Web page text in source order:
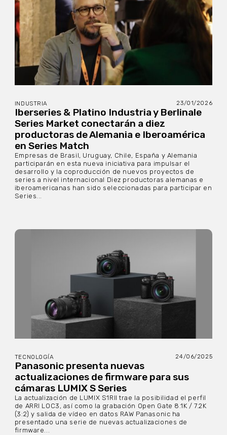
INDUSTRIA 23/01/2026
Iberseries & Platino Industria y Berlinale
Series Market conectarán a diez
productoras de Alemania e Iberoamérica
en Series Match
Empresas de Brasil, Uruguay, Chile, España y Alemania
participarán en esta nueva iniciativa para impulsar el
desarrollo y la coproducción de nuevos proyectos de
series a nivel internacional Diez productoras alemanas e
iberoamericanas han sido seleccionadas para participar en
Series...
TECNOLOGÍA 24/06/2025
Panasonic presenta nuevas
actualizaciones de firmware para sus
cámaras LUMIX S Series
La actualización de LUMIX S1RII trae la posibilidad el perfil
de ARRI LOC3, así como la grabación Open Gate 8.1K / 7.2K
(3:2) y salida de vídeo en datos RAW Panasonic ha
presentado una serie de nuevas actualizaciones de
firmware...